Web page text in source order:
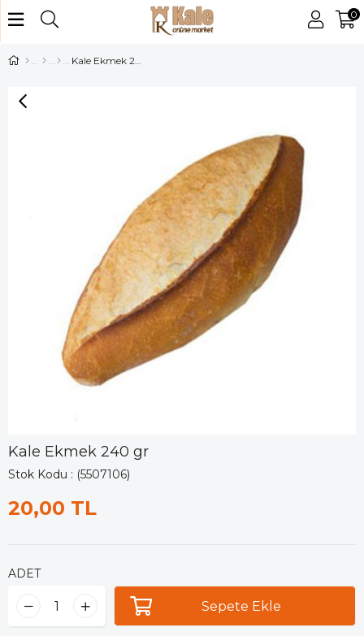
0
Kale Ekmek 240 gr
Kale Ekmek 240 gr
Stok Kodu (5507106)
20,00 TL
ADET